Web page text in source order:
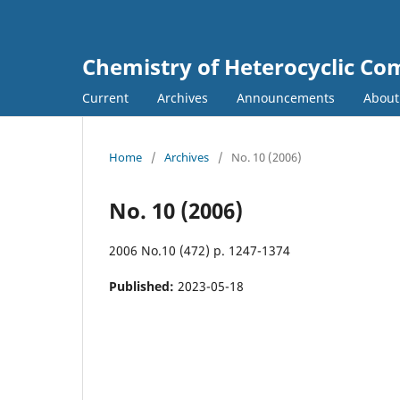
Chemistry of Heterocyclic
Current Archives Announcements About
Home / Archives / No. 10 (2006)
No. 10 (2006)
2006 No.10 (472) p. 1247-1374
Published: 2023-05-18